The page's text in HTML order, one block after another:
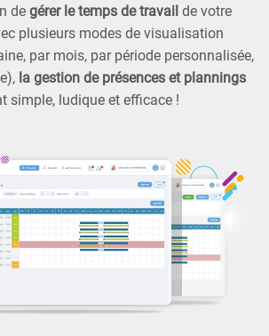
de gérer le temps de travail de votre
plusieurs modes de visualisation
par mois, par période personnalisée,
la gestion de présences et plannings
simple, ludique et efficace !